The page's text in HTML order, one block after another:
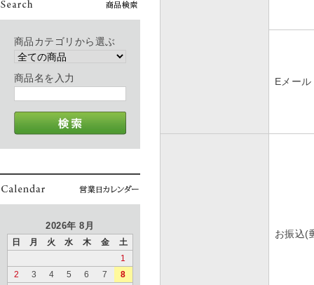
商品カテゴリから選ぶ
商品名を入力
2026年 8月
日 月 火 水 木 金
土
1
2
3 4 5 6 7
8
Eメール
お振込(